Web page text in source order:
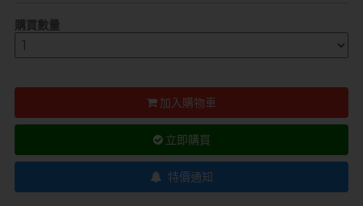
購買數量
加入購物車
立即購買
特價通知